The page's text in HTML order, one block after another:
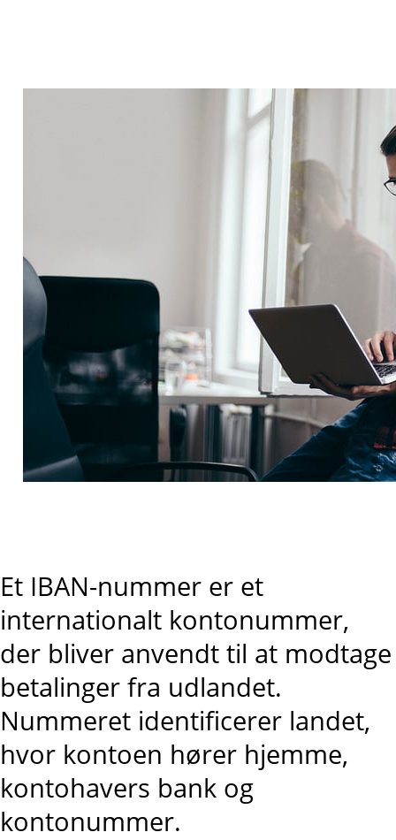
Et IBAN-nummer er et
internationalt kontonummer,
der bliver anvendt til at modtage
betalinger fra udlandet.
Nummeret identificerer landet,
hvor kontoen hører hjemme,
kontohavers bank og
kontonummer.